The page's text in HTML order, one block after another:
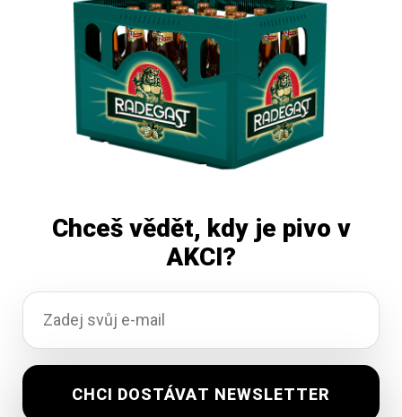
Přidat do košíku
Huhňák Maxx 11 světlý ležák 30L
1 112,80Kčvč. DPH
Chceš vědět, kdy je pivo v
AKCI?